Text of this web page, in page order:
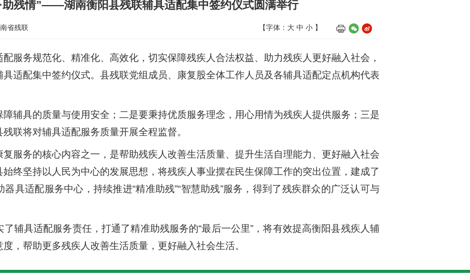
助残情”——湖南衡阳县残联辅具适配集中签约仪式圆满举行
省残联 【字体： 大 中 小 】
服务规范化、精准化、高效化，切实保障残疾人合法权益、助力残疾人更好融入社会，
适配集中签约仪式。县残联党组成员、康复股全体工作人员及各辅具适配定点机构代表
辅具的质量与使用安全；二是要秉持优质服务理念，用心用情为残疾人提供服务；三是
联将对辅具适配服务质量开展全程监督。
服务的核心内容之一，是帮助残疾人改善生活质量、提升生活自理能力、更好融入社会
终坚持以人民为中心的发展思想，将残疾人事业摆在民生保障工作的突出位置，建成了
具适配服务中心，持续推进“精准助残”“智慧助残”服务，得到了残疾群众的广泛认可与
辅具适配服务责任，打通了精准助残服务的“最后一公里”，将有效提高衡阳县残疾人辅
，帮助更多残疾人改善生活质量，更好融入社会生活。